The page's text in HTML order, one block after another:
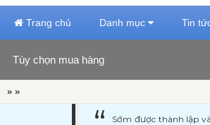
Trang chủ Danh mục Tin
Tùy chọn mua hàng
» »
Sớm được thành lập